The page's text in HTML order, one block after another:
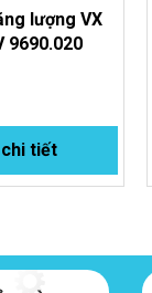
lượng VX
9690.020
tiết